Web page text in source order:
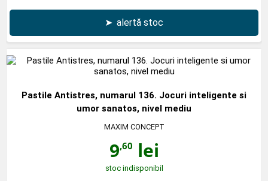
➤ alertă stoc
Pastile Antistres, numarul 136. Jocuri inteligente si
umor sanatos, nivel mediu
MAXIM CONCEPT
9,60 lei
stoc indisponibil